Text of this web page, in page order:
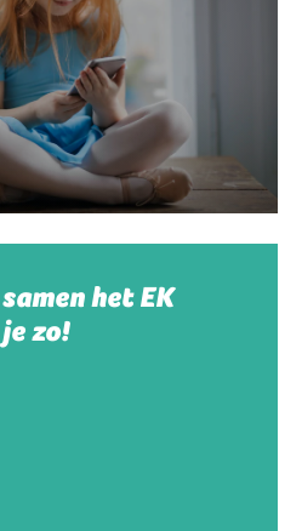
het EK
zo!